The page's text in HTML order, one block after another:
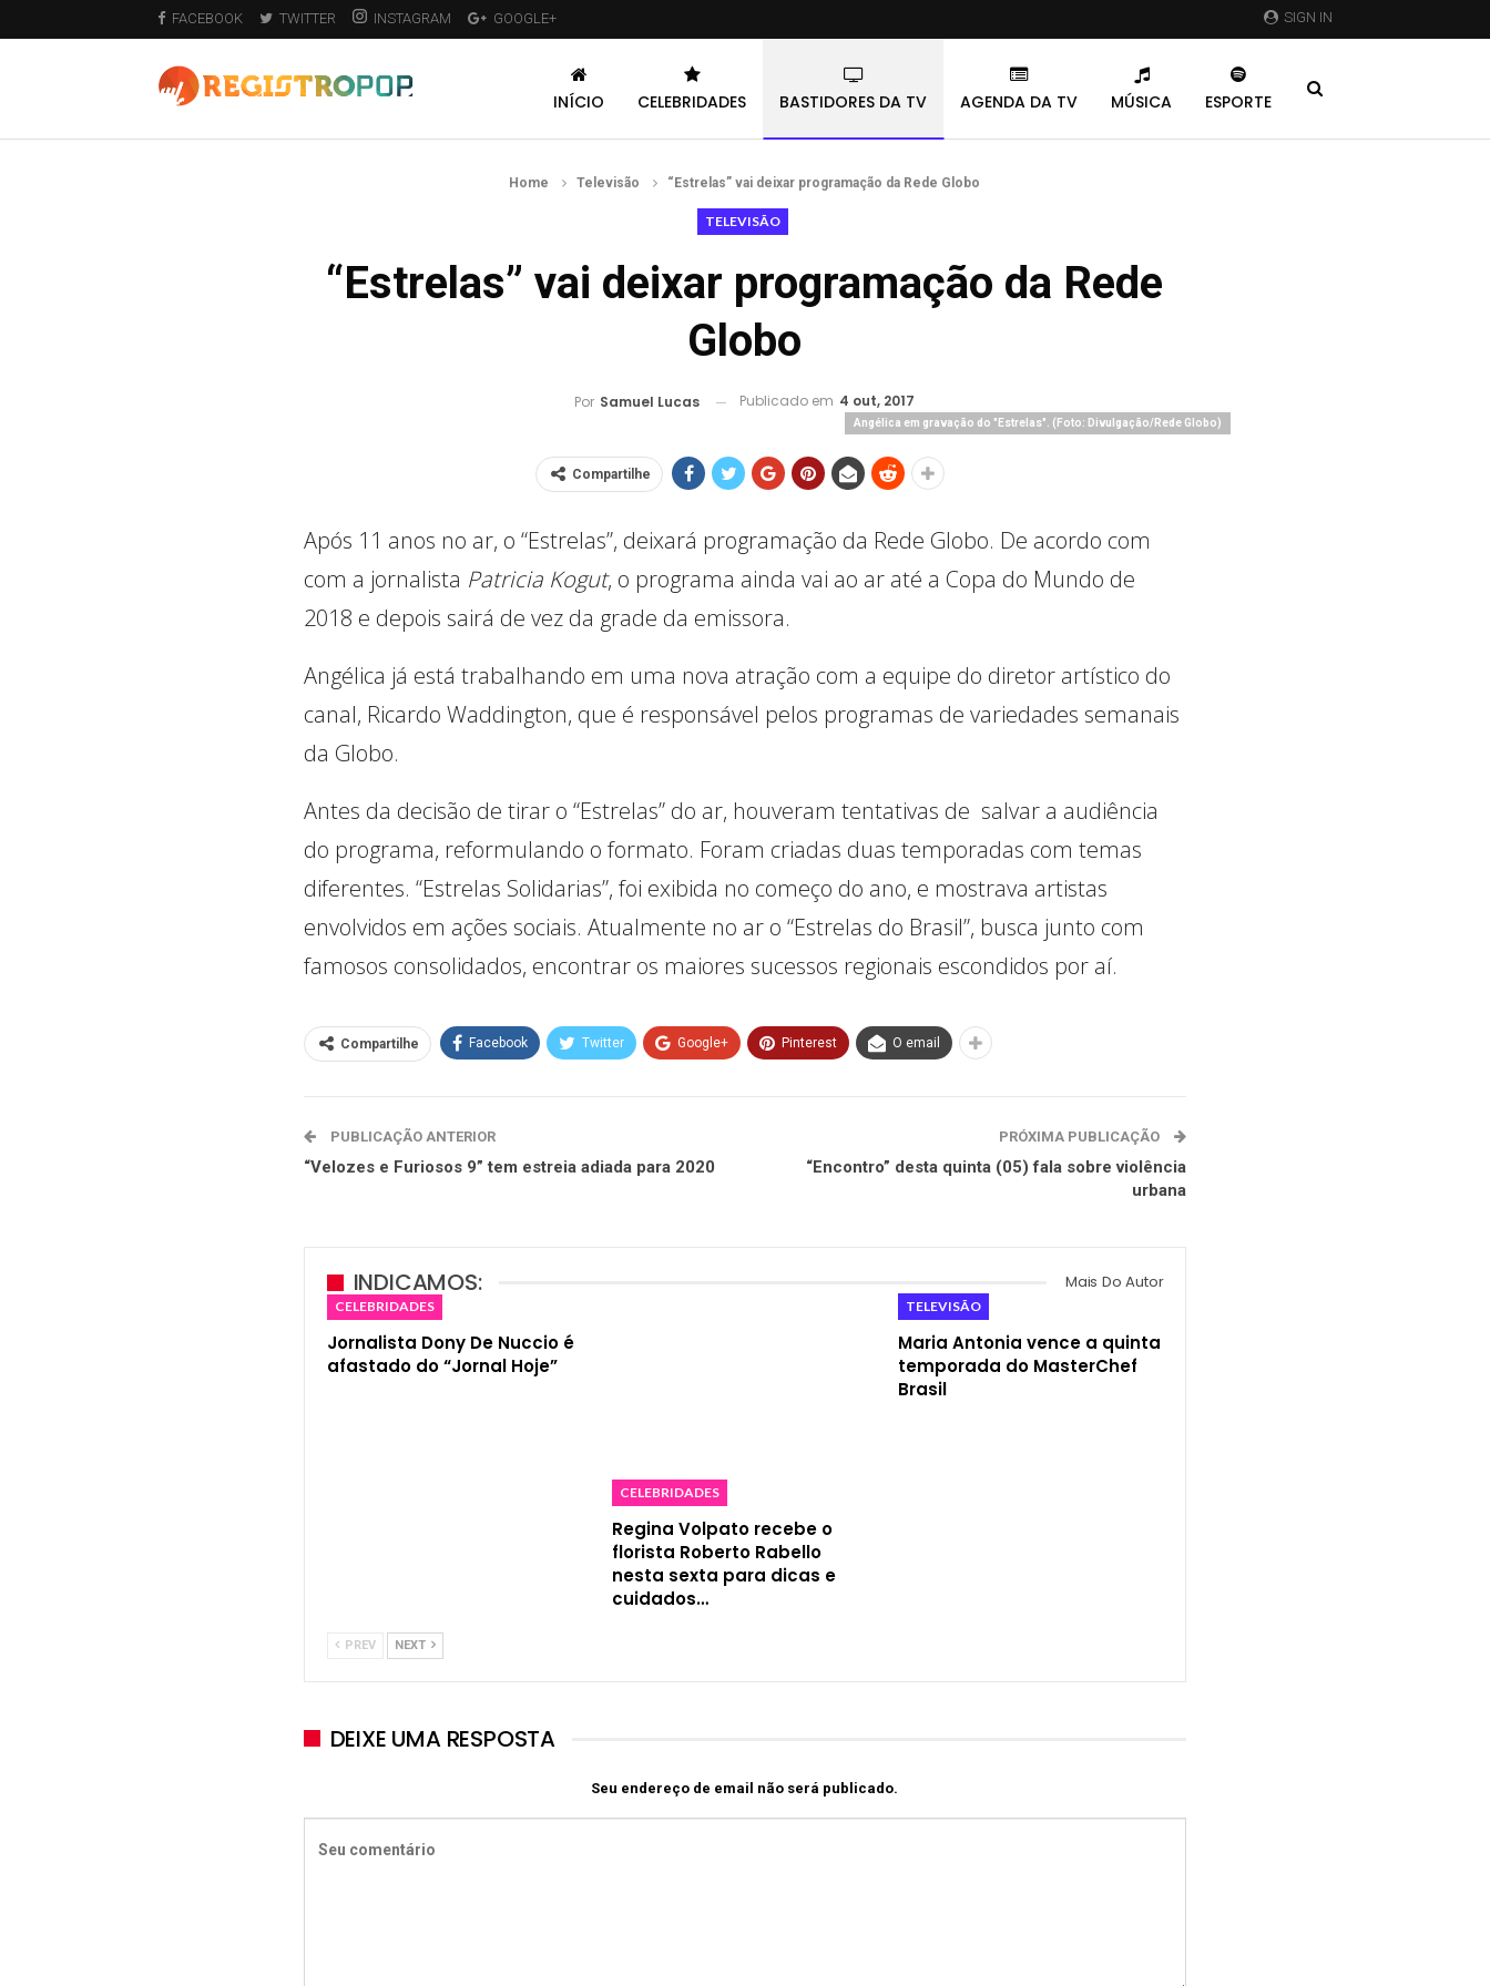
SIGN IN
FACEBOOK TWITTER INSTAGRAM GOOGLE+
INÍCIO CELEBRIDADES BASTIDORES DA TV AGENDA DA TV MÚSICA ESPORTE
Home Televisão “Estrelas” vai deixar programação da Rede Globo
TELEVISÃO
“Estrelas” vai deixar programação da Rede
Globo
Por Samuel Lucas Publicado em 4 out, 2017
Angélica em gravação do "Estrelas". (Foto: Divulgação/Rede Globo)
Compartilhe
Após 11 anos no ar, o “Estrelas”, deixará programação da Rede Globo. De acordo com
com a jornalista Patricia Kogut, o programa ainda vai ao ar até a Copa do Mundo de
2018 e depois sairá de vez da grade da emissora.
Angélica já está trabalhando em uma nova atração com a equipe do diretor artístico do
canal, Ricardo Waddington, que é responsável pelos programas de variedades semanais
da Globo.
Antes da decisão de tirar o “Estrelas” do ar, houveram tentativas de salvar a audiência
do programa, reformulando o formato. Foram criadas duas temporadas com temas
diferentes. “Estrelas Solidarias”, foi exibida no começo do ano, e mostrava artistas
envolvidos em ações sociais. Atualmente no ar o “Estrelas do Brasil”, busca junto com
famosos consolidados, encontrar os maiores sucessos regionais escondidos por aí.
Compartilhe Facebook Twitter Google+ Pinterest O email
PUBLICAÇÃO ANTERIOR
“Velozes e Furiosos 9” tem estreia adiada para 2020
PRÓXIMA PUBLICAÇÃO
“Encontro” desta quinta (05) fala sobre violência
urbana
INDICAMOS: Mais Do Autor
CELEBRIDADES
Jornalista Dony De Nuccio é
afastado do “Jornal Hoje”
CELEBRIDADES
Regina Volpato recebe o
florista Roberto Rabello
nesta sexta para dicas e
cuidados…
TELEVISÃO
Maria Antonia vence a quinta
temporada do MasterChef
Brasil
PREV NEXT
DEIXE UMA RESPOSTA
Seu endereço de email não será publicado.